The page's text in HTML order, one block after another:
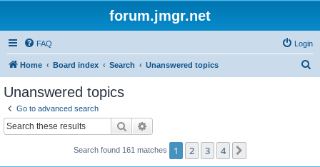
forum.jmgr.net
FAQ Login
Home Board index Search Unanswered topics
Unanswered topics
Go to advanced search
Search
Search found 161 matches 1 2 3 4